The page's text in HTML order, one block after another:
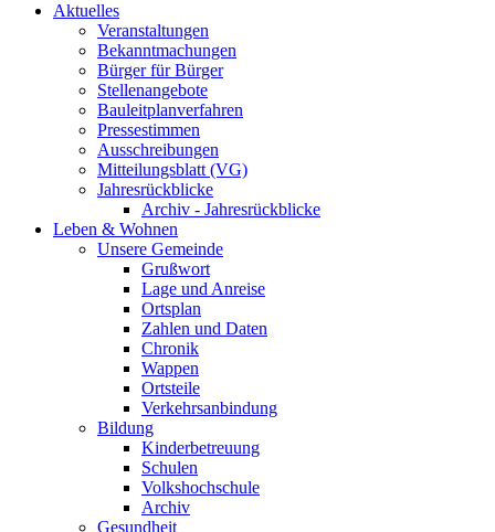
Aktuelles
Veranstaltungen
Bekanntmachungen
Bürger für Bürger
Stellenangebote
Bauleitplanverfahren
Pressestimmen
Ausschreibungen
Mitteilungsblatt (VG)
Jahresrückblicke
Archiv - Jahresrückblicke
Leben & Wohnen
Unsere Gemeinde
Grußwort
Lage und Anreise
Ortsplan
Zahlen und Daten
Chronik
Wappen
Ortsteile
Verkehrsanbindung
Bildung
Kinderbetreuung
Schulen
Volkshochschule
Archiv
Gesundheit